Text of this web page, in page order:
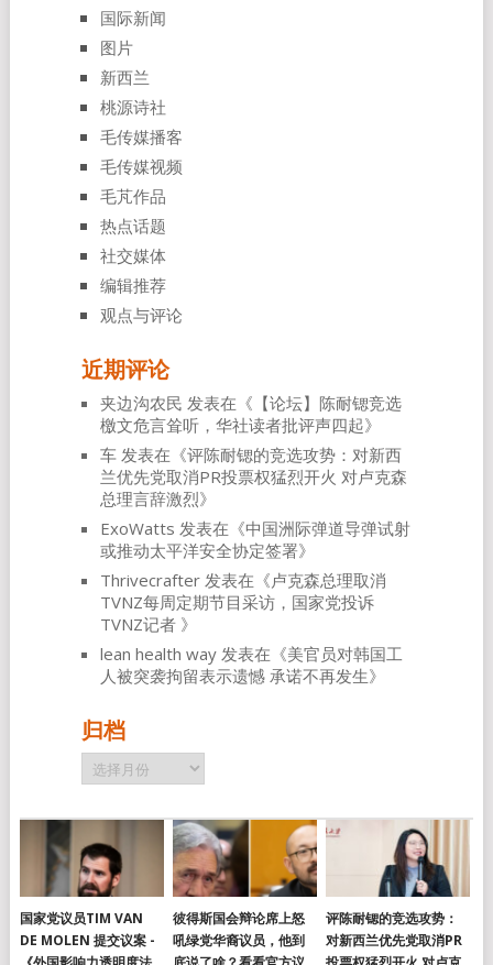
国际新闻
图片
新西兰
桃源诗社
毛传媒播客
毛传媒视频
毛芃作品
热点话题
社交媒体
编辑推荐
观点与评论
近期评论
夹边沟农民 发表在《 【论坛】陈耐锶竞选
檄文危言耸听，华社读者批评声四起》
车发表在《评陈耐锶的竞选攻势：对新西
兰优先党取消PR投票权猛烈开火 对卢克森
总理言辞激烈》
ExoWatts 发表在《中国洲际弹道导弹试射
或推动太平洋安全协定签署》
Thrivecrafter发表在《卢克森总理取消
TVNZ每周定期节目采访，国家党投诉
TVNZ记者 》
lean health way发表在《美官员对韩国工
人被突袭拘留表示遗憾 承诺不再发生》
归档
归
档
国家党议员TIM VAN
DE MOLEN 提交议案 -
彼得斯国会辩论席上怒
吼绿党华裔议员，他到
评陈耐锶的竞选攻势：
对新西兰优先党取消PR